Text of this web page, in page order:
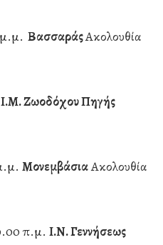
ΒασσαράςΑκολουθία
Ι.Μ. Ζωοδόχου Πηγής
ΜονεμβάσιαΑκολουθία
π.μ.Ι.Ν. Γεννήσεως